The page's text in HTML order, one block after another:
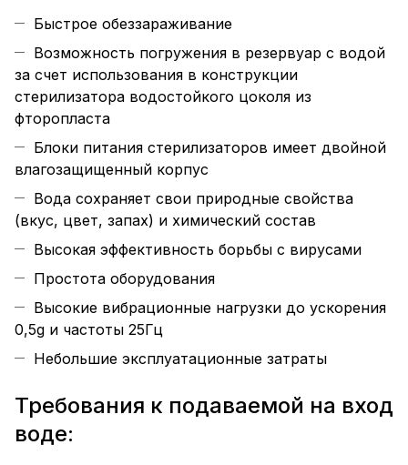
Быстрое обеззараживание
Возможность погружения в резервуар с водой
за счет использования в конструкции
стерилизатора водостойкого цоколя из
фторопласта
Блоки питания стерилизаторов имеет двойной
влагозащищенный корпус
Вода сохраняет свои природные свойства
(вкус, цвет, запах) и химический состав
Высокая эффективность борьбы с вирусами
Простота оборудования
Высокие вибрационные нагрузки до ускорения
0,5g и частоты 25Гц
Небольшие эксплуатационные затраты
Требования к подаваемой на вход
воде: